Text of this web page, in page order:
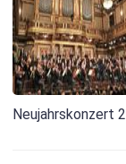
Neujahrskonzert